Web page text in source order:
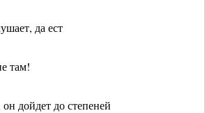
да ест
там!
дойдет до степеней